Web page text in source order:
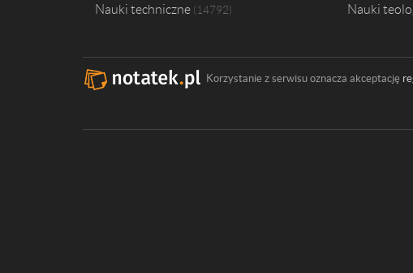
Nauki techniczne 14792 Nauki
Korzystanie z serwisu oznacza akceptację